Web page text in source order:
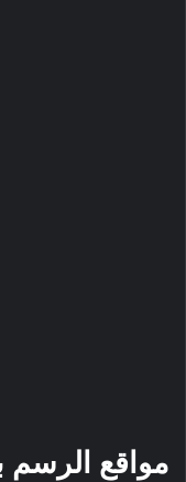
مواقع الرسم